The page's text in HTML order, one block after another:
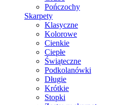
Pończochy
Skarpety
Klasyczne
Kolorowe
Cienkie
Ciepłe
Świąteczne
Podkolanówki
Długie
Krótkie
Stopki